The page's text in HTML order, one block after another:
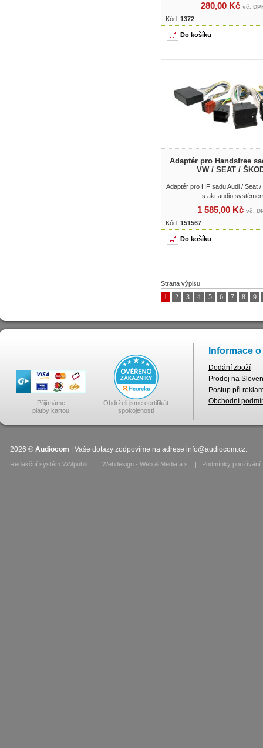
280,00 Kč vč.
Kód: 1372
Adaptér pro Handsfree
VW / SEAT /
Adaptér pro HF sadu Audi / Seat /
s akt.audio
1 585,00 Kč vč.
Kód: 151567
Strana výpisu
1 2 3 4 5 6 7 8 9
Přijímáme
platby kartou
Obdrželi jsme certifikát
spokojenosti
Informace
Dodání zboží
Prodej na
Postup při
Obchodní
2026 © Audiocom | Vaše dotazy zodpovíme na adrese info@audiocom.cz.
Redakční systém WMpublic | Webdesign - Web & Media a.s. | Podmínky používání